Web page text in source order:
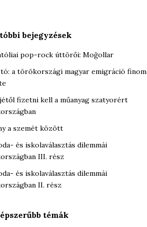
bejegyzések
pop-rock úttörői: Moğollar
a törökországi magyar emigráció finom
fizetni kell a műanyag szatyorért
a szemét között
és iskolaválasztás dilemmái
III. rész
és iskolaválasztás dilemmái
II. rész
témák